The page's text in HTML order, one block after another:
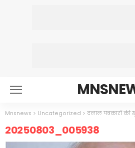
Mnsnews > Uncategorized > दलाल पत्रकारों की खुल
20250803_005938